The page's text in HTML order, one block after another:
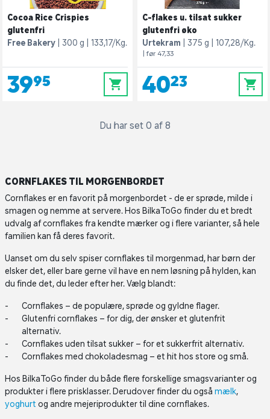
Cocoa Rice Crispies
glutenfri
Free Bakery
300 g 133,17/Kg.
39,95 0
C-flakes u. tilsat sukker
glutenfri øko
Urtekram
375 g 107,28/Kg.
| før 47,33
40,23 0
Du har set 0 af 8
CORNFLAKES TIL MORGENBORDET
Cornflakes er en favorit på morgenbordet - de er sprøde, milde i
smagen og nemme at servere. Hos BilkaToGo finder du et bredt
udvalg af cornflakes fra kendte mærker og i flere varianter, så hele
familien kan få deres favorit.
Uanset om du selv spiser cornflakes til morgenmad, har børn der
elsker det, eller bare gerne vil have en nem løsning på hylden, kan
du finde det, du leder efter her. Vælg blandt:
Cornflakes – de populære, sprøde og gyldne flager.
Glutenfri cornflakes – for dig, der ønsker et glutenfrit
alternativ.
Cornflakes uden tilsat sukker – for et sukkerfrit alternativ.
Cornflakes med chokoladesmag – et hit hos store og små.
Hos BilkaToGo finder du både flere forskellige smagsvarianter og
produkter i flere prisklasser. Derudover finder du også mælk,
yoghurt og andre mejeriprodukter til dine cornflakes.